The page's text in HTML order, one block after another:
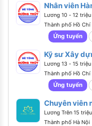
Nhân viên
Lương 10 - 12 triệu
Thành phố Hồ Chí
Ứng tuyển
Kỹ sư Xây
Lương 13 - 15 triệu
Thành phố Hồ Chí
Ứng tuyển
Chuyên viên
Anh giao tiếp)
Lương Trên 15 triệu
Thành phố Hà Nội